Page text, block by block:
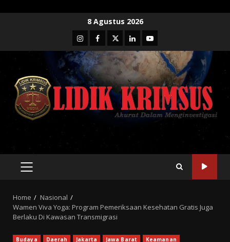
8 Agustus 2026
InstagramFacebook
TwitterLinkedinYoutube
PRIMARY
Home
Nasional
Wamen Viva Yoga: Program Pemeriksaan Kesehatan Gratis Juga
Berlaku Di Kawasan Transmigrasi
Budaya Daerah Jakarta Jawa Barat
Keamanan